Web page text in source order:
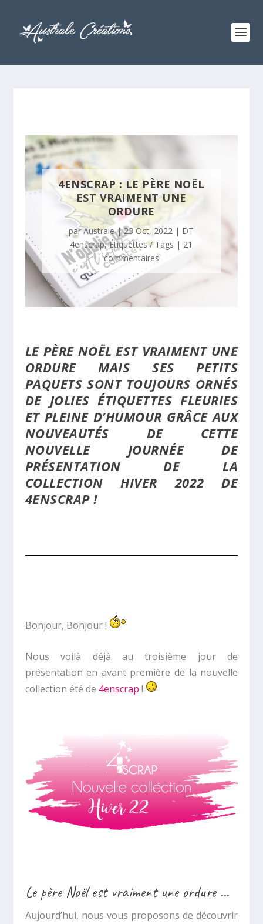
4ENSCRAP : LE PÈRE NOËL
EST VRAIMENT UNE
ORDURE
parAustrale|23 Oct, 2022 | DT
4enscrap,Étiquettes / Tags | 21
commentaires
LE PÈRE NOËL EST VRAIMENT UNE
ORDURE MAIS SES PETITS
PAQUETS SONT TOUJOURS ORNÉS
DE JOLIES ÉTIQUETTES FLEURIES
ET PLEINE D’HUMOUR GRÂCE AUX
NOUVEAUTÉS DE CETTE
NOUVELLE JOURNÉE DE
PRÉSENTATION DE LA
COLLECTION HIVER 2022 DE
4ENSCRAP !
Bonjour, Bonjour !
Nous voilà déjà au troisième jour de
présentation en avant première de la nouvelle
collection été de 4enscrap !
Le père Noël est vraiment une ordure …
Aujourd’hui, nous vous proposons de découvrir